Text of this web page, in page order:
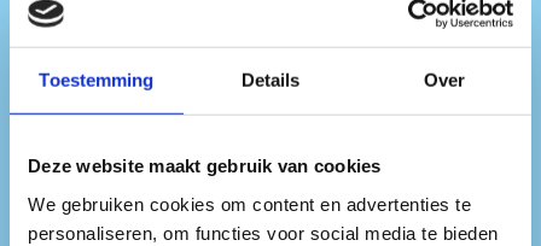
Toestemming Details Over
Deze website maakt gebruik van cookies
We gebruiken cookies om content en advertenties te
personaliseren, om functies voor social media te bieden
rondgegaan: van hiphop in de jaren
’90, naar commerciële dance in de
jaren 2000, tot Latin en meer
streetgerichte clubsounds in de
jaren 2010 en 2020.